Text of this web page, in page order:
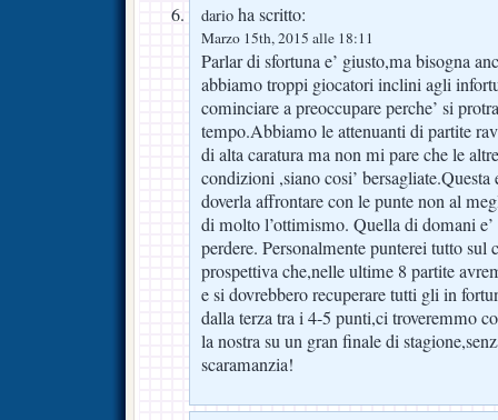
dario ha scritto:
Marzo 15th, 2015 alle 18:11
Parlar di sfortuna e’ giusto,ma bisogna
abbiamo troppi giocatori inclini agli
cominciare a preoccupare perche’ si
tempo.Abbiamo le attenuanti di partite
di alta caratura ma non mi pare che le
condizioni ,siano cosi’ bersagliate.Questa
doverla affrontare con le punte non al
di molto l’ottimismo. Quella di domani
perdere. Personalmente punterei tutto sul
prospettiva che,nelle ultime 8 partite
e si dovrebbero recuperare tutti gli in
dalla terza tra i 4-5 punti,ci troveremmo
la nostra su un gran finale di
scaramanzia!